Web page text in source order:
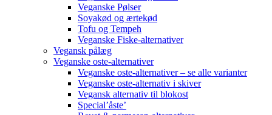
Veganske Pølser
Soyakød og ærtekød
Tofu og Tempeh
Veganske Fiske-alternativer
Vegansk pålæg
Veganske oste-alternativer
Veganske oste-alternativer – se alle varianter
Veganske oste-alternativ i skiver
Vegansk alternativ til blokost
Special’åste’